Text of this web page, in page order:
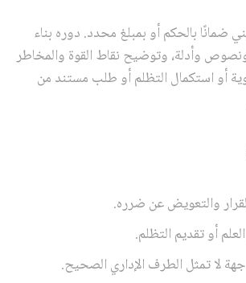
ضمانًا بالحكم أو بمبلغ محدد. دوره بناء
وأدلة، وتوضيح نقاط القوة والمخاطر
أو استكمال التظلم أو طلب مستند من
والتعويض عن ضرره.
أو تقديم التظلم.
لا تمثل الطرف الإداري الصحيح.